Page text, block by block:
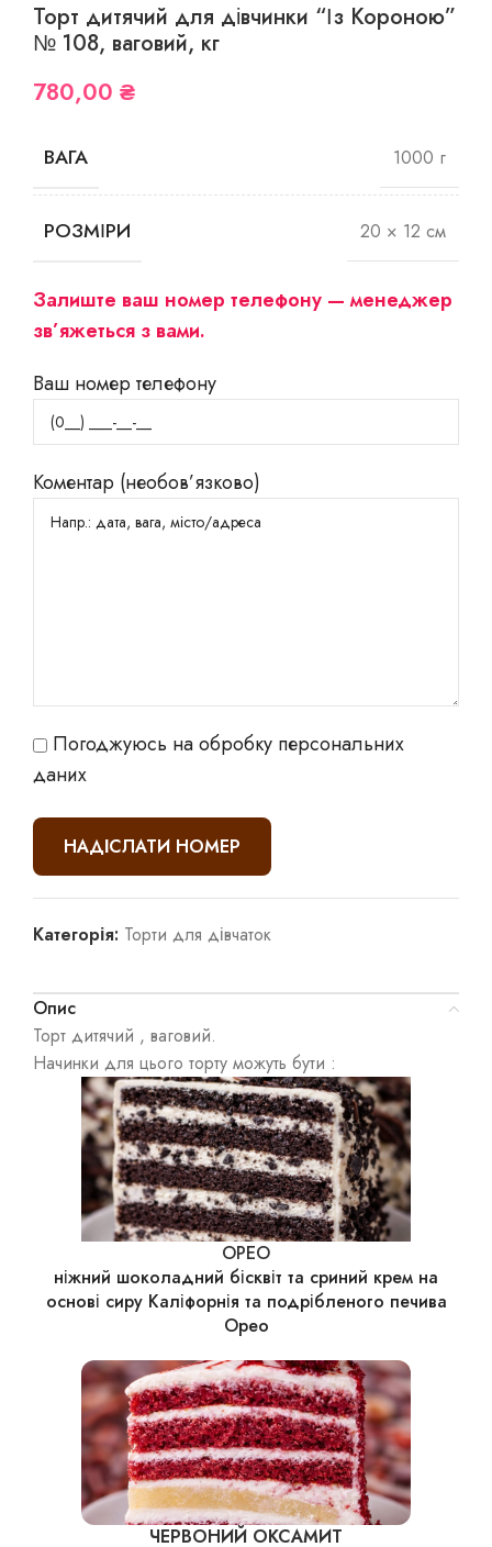
Торт дитячий для дівчинки “Із Короною”
№ 108, ваговий, кг
780,00 ₴
ВАГА 1000 г
РОЗМІРИ 20 × 12 см
Залиште ваш номер телефону — менеджер
зв’яжеться з вами.
Ваш номер телефону
Коментар (необов’язково)
Погоджуюсь на обробку персональних
даних
Категорія: Торти для дівчаток
Опис
Торт дитячий , ваговий.
Начинки для цього торту можуть бути :
ОРЕО
ніжний шоколадний бісквіт та сриний крем на
основі сиру Каліфорнія та подрібленого печива
Орео
ЧЕРВОНИЙ ОКСАМИТ